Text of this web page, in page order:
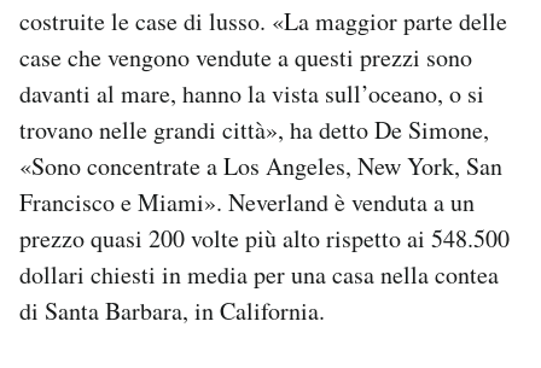
costruite le case di lusso. «La maggior parte delle
case che vengono vendute a questi prezzi sono
davanti al mare, hanno la vista sull’oceano, o si
trovano nelle grandi città», ha detto De Simone,
«Sono concentrate a Los Angeles, New York, San
Francisco e Miami». Neverland è venduta a un
prezzo quasi 200 volte più alto rispetto ai 548.500
dollari chiesti in media per una casa nella contea
di Santa Barbara, in California.